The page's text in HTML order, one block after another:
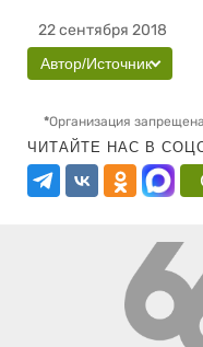
22 сентября 2018
Автор/Источник
*Организация
ЧИТАЙТЕ НАС В